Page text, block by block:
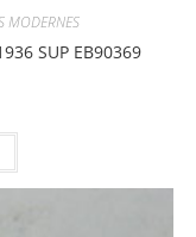
MODERNES
SUP EB90369